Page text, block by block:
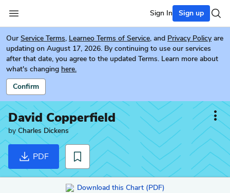
Sign In Sign up
Our Service Terms, Learneo Terms of Service, and Privacy Policy are
updating on August 17, 2026. By continuing to use our services
after that date, you agree to the updated Terms. Learn more about
what's changing here.
Confirm
David Copperfield
by Charles Dickens
PDF
Download this Chart (PDF)